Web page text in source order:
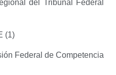
del Tribunal Federal
(1)
Federal de Competencia